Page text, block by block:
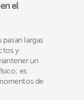
el
largas
y
un
es
de